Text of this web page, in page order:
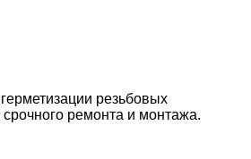
резьбовых
ремонта и монтажа.